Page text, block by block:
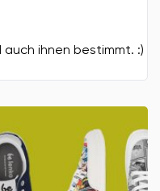
auch ihnen bestimmt. :)